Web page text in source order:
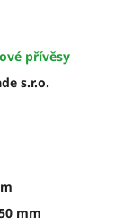
přívěsy
s.r.o.
mm